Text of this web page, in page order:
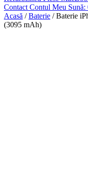
Contact Contul Meu
Acasă / Baterie / Baterie
(3095 mAh)